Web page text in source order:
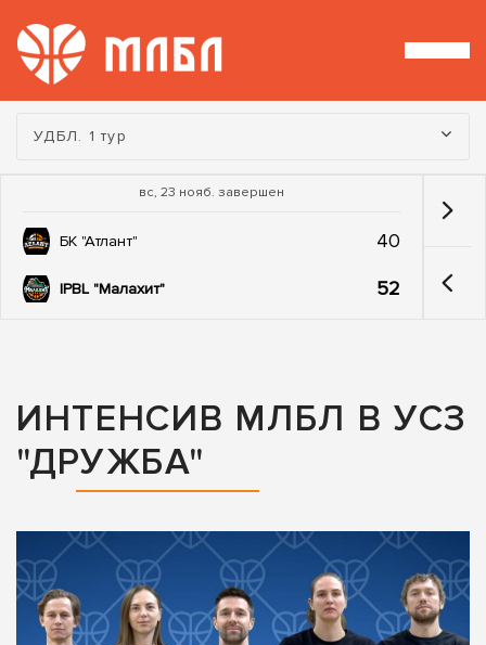
Турнир:
УДБЛ. 1 тур
вс, 23 нояб. завершен
БК "Атлант" 40
IPBL "Малахит" 52
ИНТЕНСИВ МЛБЛ В УСЗ
"ДРУЖБА"